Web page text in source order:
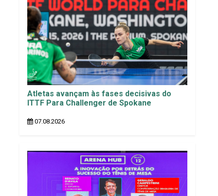
Atletas avançam às fases decisivas do
ITTF Para Challenger de Spokane
07.08.2026